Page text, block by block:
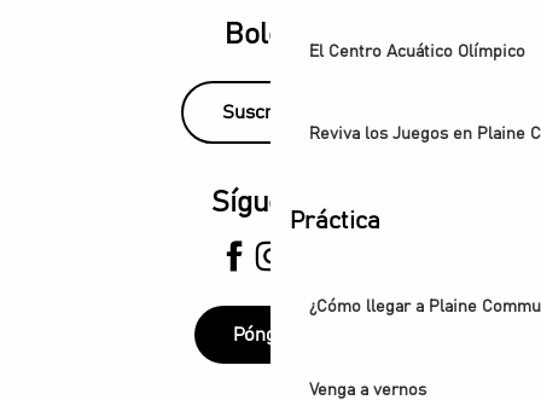
El Centro Acuático Olímpico
Reviva los Juegos en Plaine
Práctica
¿Cómo llegar a Plaine
Venga a vernos
Boletín
Suscríbase
Síguenos
Póngase